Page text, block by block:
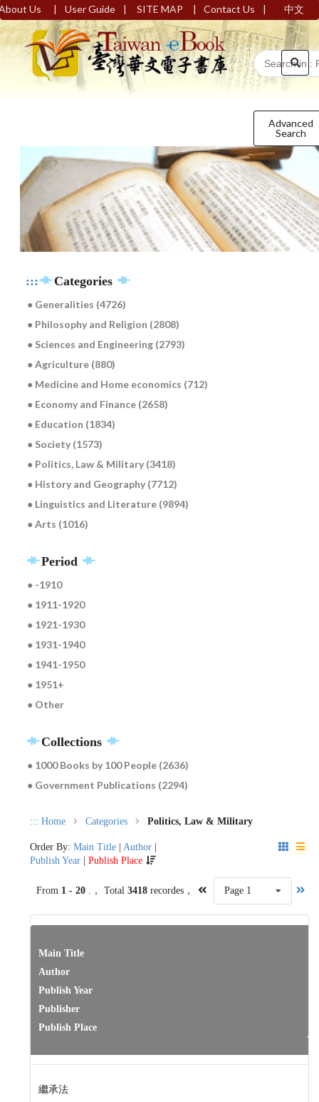
Us | User Guide | SITE MAP | Contact Us | 中文
Advanced
Search
::: Categories
● Generalities (4726)
● Philosophy and Religion (2808)
● Sciences and Engineering (2793)
● Agriculture (880)
● Medicine and Home economics (712)
● Economy and Finance (2658)
● Education (1834)
● Society (1573)
● Politics, Law & Military (3418)
● History and Geography (7712)
● Linguistics and Literature (9894)
● Arts (1016)
Period
● -1910
● 1911-1920
● 1921-1930
● 1931-1940
● 1941-1950
● 1951+
● Other
Collections
● 1000 Books by 100 People (2636)
● Government Publications (2294)
::: Home Categories Politics, Law & Military
Order By: Main Title Author
Publish Year
Publish Place
From 1 - 20 .， Total 3418recordes， Page 1
Main Title
Author
Publish Year
Publisher
Publish Place
繼承法